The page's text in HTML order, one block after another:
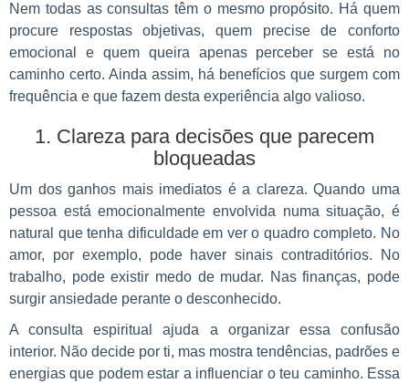
Nem todas as consultas têm o mesmo propósito. Há quem
procure respostas objetivas, quem precise de conforto
emocional e quem queira apenas perceber se está no
caminho certo. Ainda assim, há benefícios que surgem com
frequência e que fazem desta experiência algo valioso.
1. Clareza para decisões que parecem
bloqueadas
Um dos ganhos mais imediatos é a clareza. Quando uma
pessoa está emocionalmente envolvida numa situação, é
natural que tenha dificuldade em ver o quadro completo. No
amor, por exemplo, pode haver sinais contraditórios. No
trabalho, pode existir medo de mudar. Nas finanças, pode
surgir ansiedade perante o desconhecido.
A consulta espiritual ajuda a organizar essa confusão
interior. Não decide por ti, mas mostra tendências, padrões e
energias que podem estar a influenciar o teu caminho. Essa